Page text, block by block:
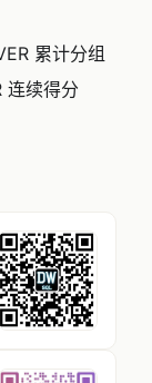
累计分组
续得分